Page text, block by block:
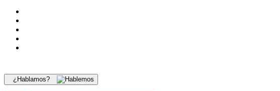
¿Hablamos?